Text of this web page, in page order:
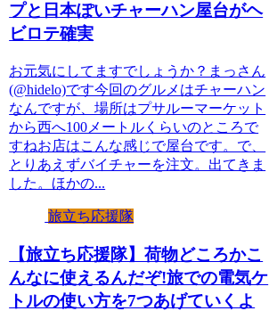
プと日本ぽいチャーハン屋台がヘ
ビロテ確実
お元気にしてますでしょうか？まっさん
(@hidelo)です今回のグルメはチャーハン
なんですが、場所はプサルーマーケット
から西へ100メートルくらいのところで
すねお店はこんな感じで屋台です。で、
とりあえずバイチャーを注文。出てきま
した。ほかの...
旅立ち応援隊
【旅立ち応援隊】荷物どころかこ
んなに使えるんだぞ!旅での電気ケ
トルの使い方を7つあげていくよ